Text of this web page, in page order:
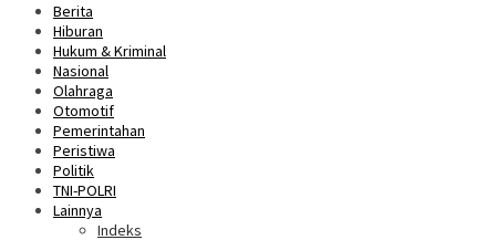
Berita
Hiburan
Hukum & Kriminal
Nasional
Olahraga
Otomotif
Pemerintahan
Peristiwa
Politik
TNI-POLRI
Lainnya
Indeks